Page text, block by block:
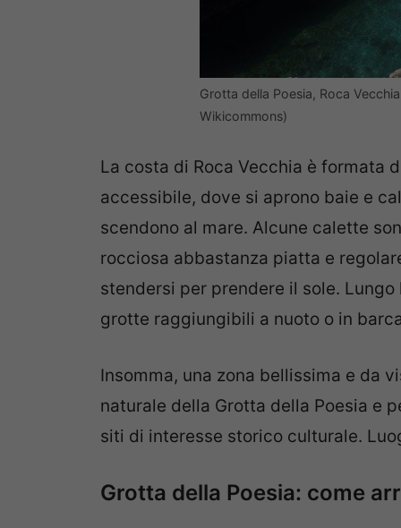
Grotta della Poesia, Roca
Wikicommons)
La costa di Roca Vecchia è formata
accessibile, dove si aprono baie e
scendono al mare. Alcune calette
rocciosa abbastanza piatta e
stendersi per prendere il sole.
grotte raggiungibili a nuoto o in
Insomma, una zona bellissima e da
naturale della Grotta della Poesia e
siti di interesse storico culturale.
Grotta della Poesia: come